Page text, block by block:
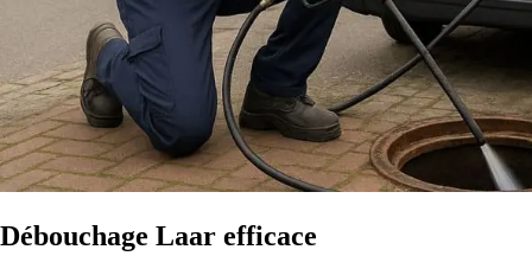
Débouchage Laar efficace